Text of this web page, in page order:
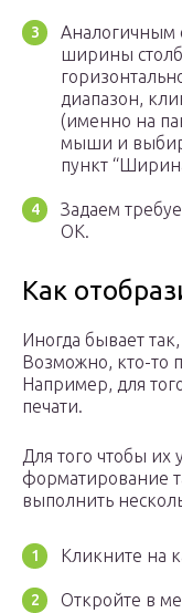
Аналогичным
ширины
диапазон,
(именно на
мыши и
пункт
Задаем
OK.
Как
Иногда бывает
Возможно, кто-то
Например, для
печати.
Для того чтобы их
форматирование
выполнить
Кликните на
Откройте в